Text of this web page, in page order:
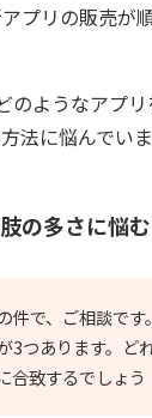
プリの販売が
のようなアプ
法に悩んでいま
の多さに悩
件で、ご相談です
3つあります。どれ
合致するでしょう